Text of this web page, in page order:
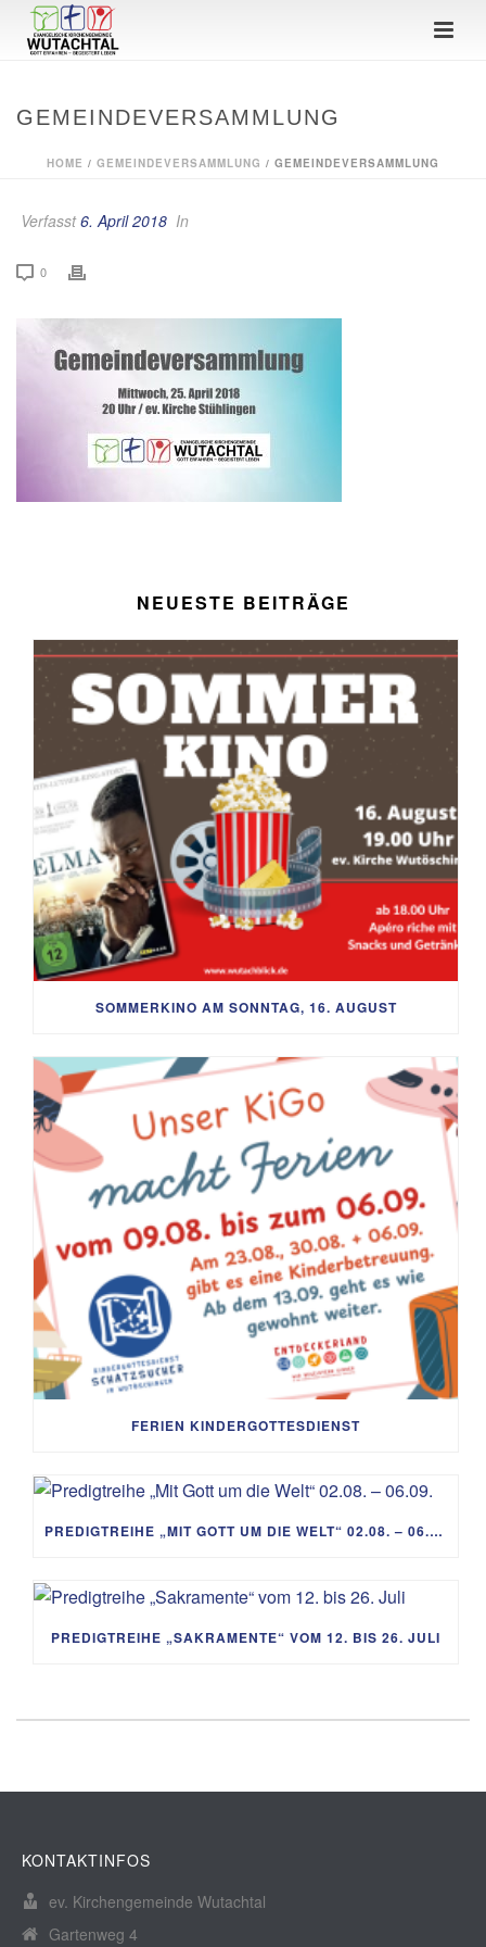
GEMEINDEVERSAMMLUNG
HOME / GEMEINDEVERSAMMLUNG / GEMEINDEVERSAMMLUNG
Verfasst6. April 2018 In
0
NEUESTE BEITRÄGE
SOMMERKINO AM SONNTAG, 16. AUGUST
FERIEN KINDERGOTTESDIENST
PREDIGTREIHE „MIT GOTT UM DIE WELT“ 02.08. – 06.09.
PREDIGTREIHE „SAKRAMENTE“ VOM 12. BIS 26. JULI
KONTAKTINFOS
ev. Kirchengemeinde Wutachtal
Gartenweg 4